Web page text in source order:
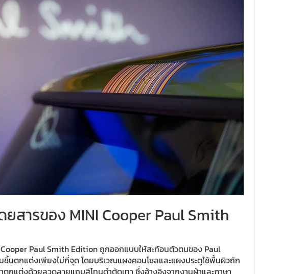
ยสารของ MINI Cooper Paul Smith
Paul Smith Edition ถูกออกแบบให้สะท้อนตัวตนของ Paul
ชิ้นตกแต่งเพียงไม่กี่จุด โดยบริเวณแผงคอนโซลและแผงประตูใช้พื้นผิวถัก
กแต่งด้วยลวดลายแถบสีโทนดำตัดเทา ซึ่งอ้างอิงจากงานผ้าและภาษา